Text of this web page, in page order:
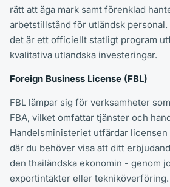
rätt att äga mark samt förenklad
arbetstillstånd för utländsk
det är ett officiellt statligt program
kvalitativa utländska investeringar.
Foreign Business License (FBL)
FBL lämpar sig för verksamheter
FBA, vilket omfattar tjänster och
Handelsministeriet utfärdar
där du behöver visa att ditt
den thailändska ekonomin - genom
exportintäkter eller